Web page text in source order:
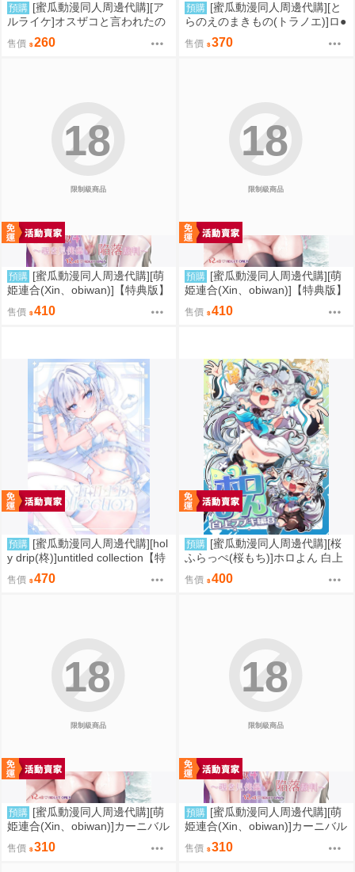
預購 [蜜瓜動漫同人周邊代購][ア
ルライケ]オスザコと言われたの
で俺の本気でわからせてみた(同
人誌)
售價 260
預購 [蜜瓜動漫同人周邊代購][と
らのえのまきもの(トラノエ)]ロ●
巨乳お嬢様藤宮あいりの華麗な
るおねだり(同人誌)
售價 370
限制級商品
18
預購 [蜜瓜動漫同人周邊代購][萌
姫連合(Xin、obiwan)]【特典版】
カーニバル44-混浴地獄4 ～覗き
見傀儡の陥落裁判～(崩壞：星穹
售價 410
限制級商品
18
預購 [蜜瓜動漫同人周邊代購][萌
姫連合(Xin、obiwan)]【特典版】
カーニバル43-混浴地獄3 ～幻月
遊儀の性転換裁判～(崩壞：星穹
售價 410
預購 [蜜瓜動漫同人周邊代購][hol
y drip(柊)]untitled collection【特
典付】(同人誌)
售價 470
預購 [蜜瓜動漫同人周邊代購][桜
ふらっぺ(桜もち)]ホロよん 白上
フブキ編8(Hololive)(同人誌)
售價 400
限制級商品
18
預購 [蜜瓜動漫同人周邊代購][萌
姫連合(Xin、obiwan)]カーニバル
43-混浴地獄3 ～幻月遊戯の性転
換裁判～(崩壞：星穹鐵道)(同人
售價 310
限制級商品
18
預購 [蜜瓜動漫同人周邊代購][萌
姫連合(Xin、obiwan)]カーニバル
44-混浴地獄4 ～覗き見傀儡の陥
落裁判～(崩壞：星穹鐵道)(同人
售價 310